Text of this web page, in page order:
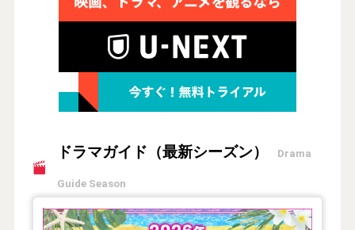
ドラマガイド（最新シーズン） Drama
Guide Season
【2026年夏】TVドラマガイド